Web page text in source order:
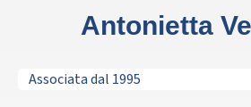
Antonietta
Associata dal 1995